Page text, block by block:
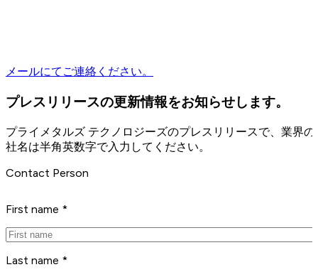
メールにてご連絡ください。
プレスリリースの更新情報をお知らせします。
プライメタルズ テクノロジーズのプレスリリースで、業界
社名は半角英数字で入力してください。
Contact Person
First name *
Last name *